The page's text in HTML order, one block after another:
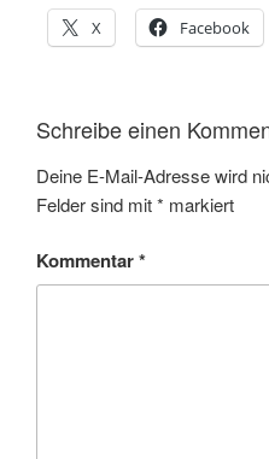
X
Facebook
Schreibe einen
Deine E-Mail-Adresse wird
Felder sind mit* markiert
Kommentar*